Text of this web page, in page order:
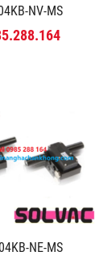
NV-MS
NE-MS